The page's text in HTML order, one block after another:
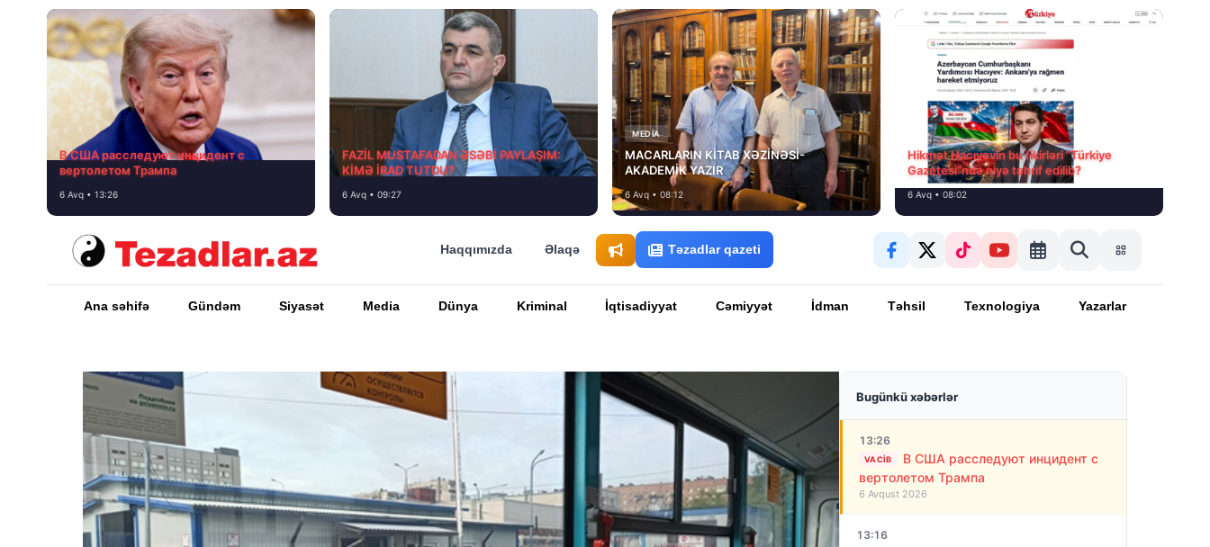
В США расследуют инцидент с
вертолетом Трампа
6 Avq • 13:26
FAZİL MUSTAFADAN ƏSƏBİ PAYLAŞIM:
KİMƏ İRAD TUTDU?
6 Avq • 09:27
MEDİA
MACARLARIN KİTAB XƏZİNƏSİ-
AKADEMİK YAZIR
6 Avq • 08:12
Hikmət Hacıyevin bu fikirləri “Türkiye
Gazetesi”ndə niyə təhrif edilib?
6 Avq • 08:02
Haqqımızda Əlaqə Təzadlar qazeti
Ana səhifə Gündəm Siyasət Media Dünya Kriminal İqtisadiyyat Cəmiyyət İdman Təhsil Texnologiya Yazarlar
Bugünkü xəbərlər
13:26
VACIB
В США расследуют инцидент с
вертолетом Трампа
6 Avqust 2026
13:16